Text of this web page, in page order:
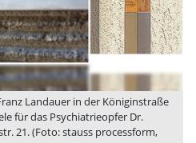
Landauer in der Königinstraße
für das Psychiatrieopfer Dr.
21. (Foto: stauss processform,